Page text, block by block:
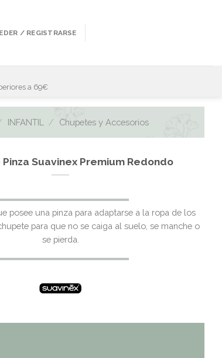
/ REGISTRARSE
a 69€
INFANTIL / Chupetes y Accesorios
Pinza Suavinex Premium Redondo
posee una pinza para adaptarse a la ropa de los
para que no se caiga al suelo, se manche o
se pierda.